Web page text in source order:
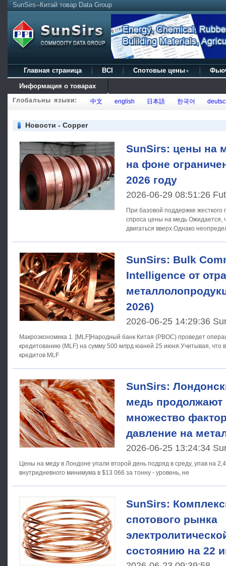
SunSirs--Китай товар Data Group
Главная страница BCI Спотовые цены ▼
Информация о товарах
Глобальны языки: 中文 english 日本語 한국어
Новости - Copper
SunSirs: цены на
на фоне
2026 году
2026-06-29 08:51:26
При базовой поддержке жесткого
спроса цены на медь Ожидается, что он будет продолжать
двигаться вверх.Однако
SunSirs: Bulk
Intelligence от
2026)
2026-06-25 14:29:36
Макроэкономика 1. [MLF]Народный банк Китая (PBOC) проведет операцию по среднесрочному
кредитованию (MLF) на сумму 500 млрд юаней 25 июня.Учитывая, что
кредитов MLF
SunSirs:
медь продолжают
множество
давление на
2026-06-25 13:24:34
Цены на меду в Лондоне упали второй день подряд в среду, упав на
внутридневного минимума в $13 066 за тонну - уровень, не
SunSirs:
спотового рынка
состоянию на 22